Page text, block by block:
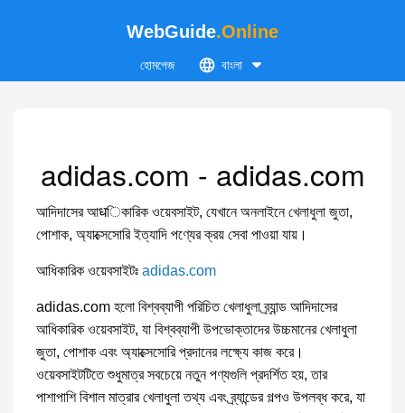
WebGuide.Online
হোমপেজ বাংলা
adidas.com - adidas.com
আদিদাসের আधিকারিক ওয়েবসাইট, যেখানে অনলাইনে খেলাধুলা জুতা,
পোশাক, অ্যাক্সেসোরি ইত্যাদি পণ্যের ক্রয় সেবা পাওয়া যায়।
আধিকারিক ওয়েবসাইটঃ adidas.com
adidas.com হলো বিশ্বব্যাপী পরিচিত খেলাধুলা ব্র্যান্ড আদিদাসের
আধিকারিক ওয়েবসাইট, যা বিশ্বব্যাপী উপভোক্তাদের উচ্চমানের খেলাধুলা
জুতা, পোশাক এবং অ্যাক্সেসোরি প্রদানের লক্ষ্যে কাজ করে।
ওয়েবসাইটটিতে শুধুমাত্র সবচেয়ে নতুন পণ্যগুলি প্রদর্শিত হয়, তার
পাশাপাশি বিশাল মাত্রার খেলাধুলা তথ্য এবং ব্র্যান্ডের গল্পও উপলব্ধ করে, যা